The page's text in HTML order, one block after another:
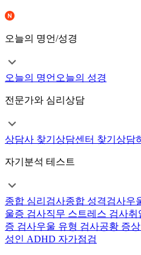
오늘의 명언/성경
오늘의 명언 오늘의 성경
전문가와 심리상담
상담사 찾기 상담센터 찾기 상담
자기분석 테스트
종합 심리검사종합 성격검사우
울증 검사직무 스트레스 검사취
증 검사우울 유형 검사공황 증
성인 ADHD 자가점검